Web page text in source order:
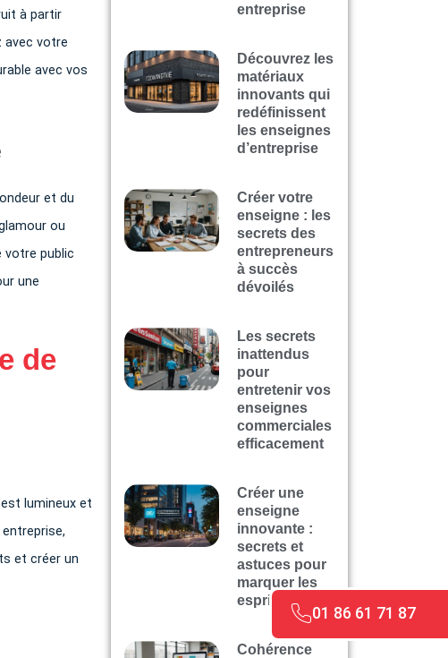
à partir
avec votre
avec vos
et du
ou
votre public
une
de
lumineux et
et créer un
entreprise
Découvrez les
matériaux
innovants qui
redéfinissent
les enseignes
d’entreprise
Créer votre
enseigne : les
secrets des
entrepreneurs
à succès
dévoilés
Les secrets
inattendus
pour
entretenir vos
enseignes
commerciales
efficacement
Créer une
enseigne
innovante :
secrets et
astuces pour
marquer les
esprits
Cohérence
01 86 61 71 87